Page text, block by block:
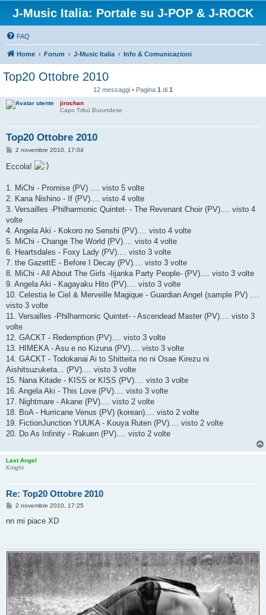
J-Music Italia: Portale su J-POP & J-ROCK
FAQ
Home Forum J-Music Italia Info & Comunicazioni
Top20 Ottobre 2010
12 messaggi • Pagina 1 di 1
jirochan
Capo Tribù Burundese
Top20 Ottobre 2010
M
s
g
g
o
2 novembre 2010, 17:04
Eccola!
1. MiChi - Promise (PV) .... visto 5 volte
2. Kana Nishino - If (PV).... visto 4 volte
3. Versailles -Philharmonic Quintet- - The Revenant Choir (PV).... visto 4
volte
4. Angela Aki - Kokoro no Senshi (PV).... visto 4 volte
5. MiChi - Change The World (PV).... visto 4 volte
6. Heartsdales - Foxy Lady (PV).... visto 3 volte
7. the GazettE - Before I Decay (PV).... visto 3 volte
8. MiChi - All About The Girls -Iijanka Party People- (PV).... visto 3 volte
9. Angela Aki - Kagayaku Hito (PV).... visto 3 volte
10. Celestia le Ciel & Merveille Magique - Guardian Angel (sample PV) ....
visto 3 volte
11. Versailles -Philharmonic Quintet- - Ascendead Master (PV).... visto 3
volte
12. GACKT - Redemption (PV).... visto 3 volte
13. HIMEKA - Asu e no Kizuna (PV).... visto 3 volte
14. GACKT - Todokanai Ai to Shitteita no ni Osae Kirezu ni
Aishitsuzuketa... (PV).... visto 3 volte
15. Nana Kitade - KISS or KISS (PV).... visto 3 volte
16. Angela Aki - This Love (PV).... visto 3 volte
17. Nightmare - Akane (PV).... visto 2 volte
18. BoA - Hurricane Venus (PV) (korean).... visto 2 volte
19. FictionJunction YUUKA - Kouya Ruten (PV).... visto 2 volte
20. Do As Infinity - Rakuen (PV).... visto 2 volte
Last Angel
Knight
Re: Top20 Ottobre 2010
M
s
i
2 novembre 2010, 17:25
nn mi piace XD